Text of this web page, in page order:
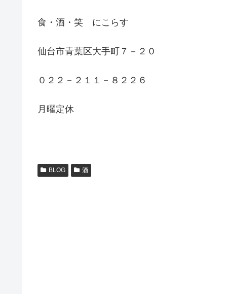
食・酒・笑 にこらす
仙台市青葉区大手町７－２０
０２２－２１１－８２２６
月曜定休
BLOG 酒